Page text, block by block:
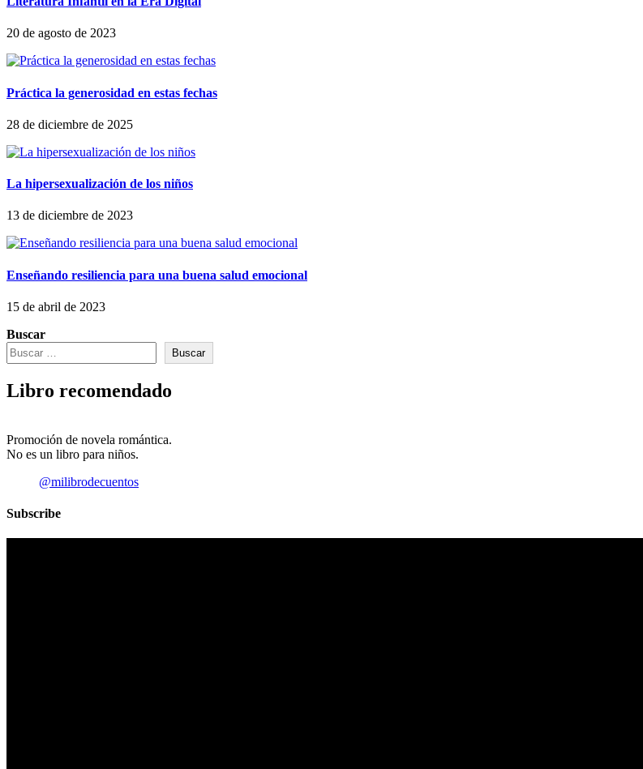
20 de agosto de 2023
Práctica la generosidad en estas fechas
28 de diciembre de 2025
La hipersexualización de los niños
13 de diciembre de 2023
Enseñando resiliencia para una buena salud emocional
15 de abril de 2023
Buscar
Buscar
Libro recomendado
Promoción de novela romántica.
No es un libro para niños.
@milibrodecuentos
Subscribe